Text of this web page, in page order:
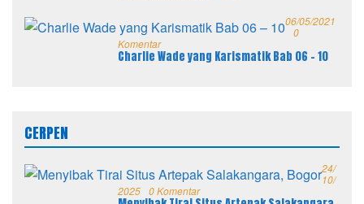
06/05/2021
0
Komentar
Charlie Wade yang Karismatik Bab 06 – 10
CERPEN
24/
10/
2025 0 Komentar